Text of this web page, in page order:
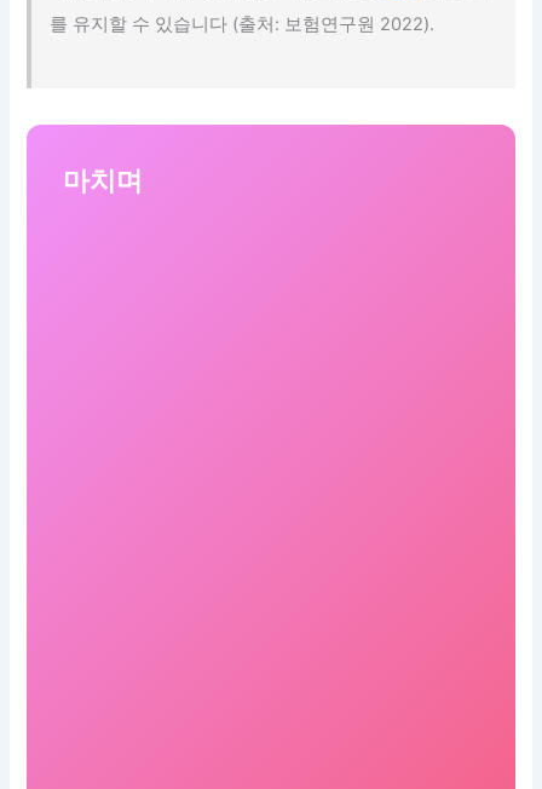
를 유지할 수 있습니다 (출처: 보험연구원 2022).
마치며